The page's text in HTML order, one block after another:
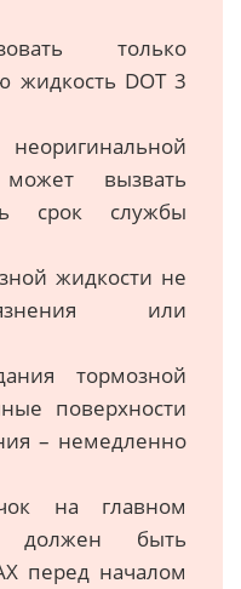
только
жидкость DOT 3
вызвать
срок службы
жидкости не
или
тормозной
поверхности
– немедленно
на главном
должен быть
перед началом